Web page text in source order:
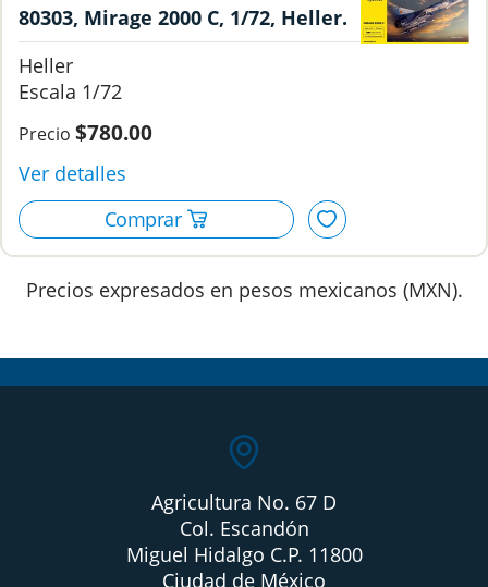
80303, Mirage 2000 C, 1/72, Heller.
Heller
1/72
$780.00
Precios expresados en pesos mexicanos (MXN).
Agricultura No. 67 D
Col. Escandón
Miguel Hidalgo C.P. 11800
Ciudad de México